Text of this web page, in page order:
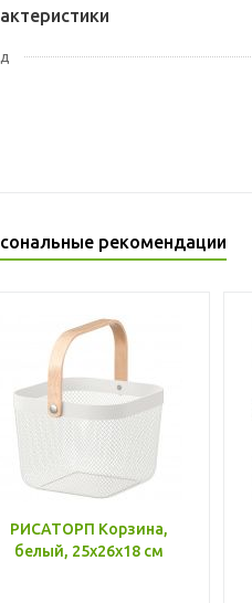
рекомендации
РИСАТОРП Корзина,
белый, 25x26x18 см